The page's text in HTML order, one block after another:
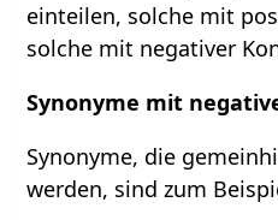
einteilen, solche mit
solche mit negativer
Synonyme mit
Synonyme, die
werden, sind zum